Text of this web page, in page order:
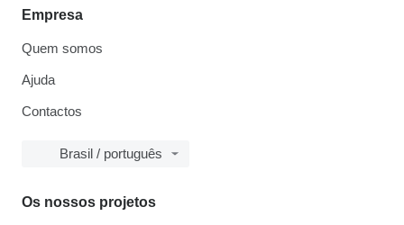
Empresa
Quem somos
Ajuda
Contactos
Brasil / português
Os nossos projetos